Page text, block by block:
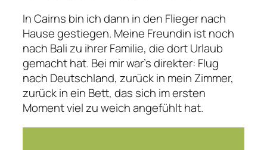
In Cairns bin ich dann in den Flieger nach
Hause gestiegen. Meine Freundin ist noch
nach Bali zu ihrer Familie, die dort Urlaub
gemacht hat. Bei mir war’s direkter: Flug
nach Deutschland, zurück in mein Zimmer,
zurück in ein Bett, das sich im ersten
Moment viel zu weich angefühlt hat.